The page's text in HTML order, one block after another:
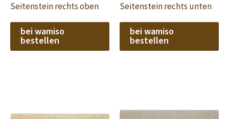
Seitenstein rechts oben
bei wamiso
bestellen
Seitenstein rechts unten
bei wamiso
bestellen